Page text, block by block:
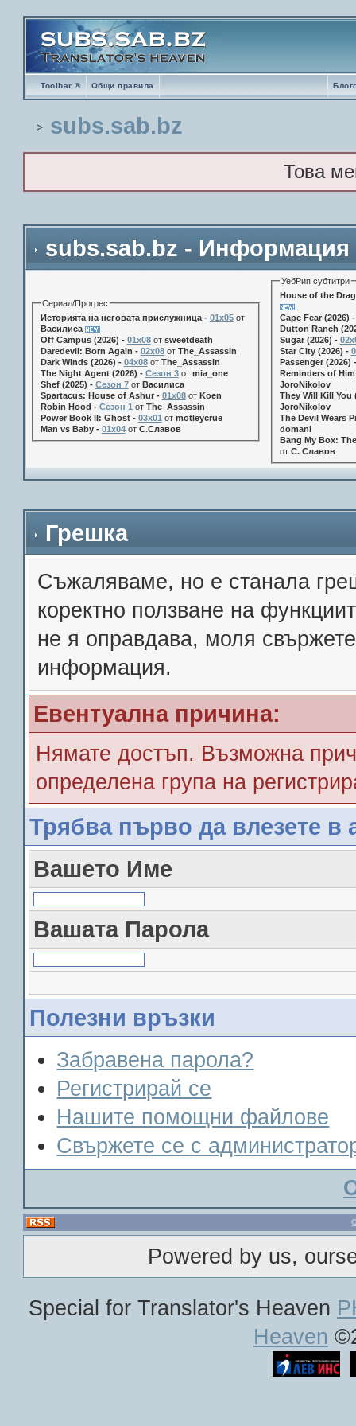
Toolbar ® Общи правила
subs.sab.bz
Това
subs.sab.bz - Информация
Сериал/Прогрес
Историята на неговата прислужница - 01х05от
Василиса
Off Campus (2026) - 01x08от sweetdeath
Daredevil: Born Again - 02x08от The_Assassin
Dark Winds (2026) - 04x08от The_Assassin
The Night Agent (2026) - Сезон 3от mia_one
Shef (2025) - Сезон 7от Василиса
Spartacus: House of Ashur - 01x08от Koen
Robin Hood - Сезон 1 от The_Assassin
Power Book II: Ghost - 03x01 от motleycrue
Man vs Baby - 01x04от С.Славов
УебРип субтитри
House of the
Cape Fear (2026)
Dutton Ranch
Sugar (2026) -
Star City (2026) -
Passenger (2026)
Reminders of
JoroNikolov
They Will Kill You
JoroNikolov
The Devil Wears
domani
Bang My Box:
от С. Славов
Грешка
Съжалявамe, но е станала
коректно ползване на
не я оправдава, моля
информация.
Евентуална причина:
Нямате достъп. Възможна
определена група на
Трябва първо да влезете в
Вашето Име
Вашата Парола
Полезни връзки
Забравена парола?
Регистрирай се
Нашите помощни файлове
Свържете се с
Powered by us,
Special for Translator's Heaven
Heaven